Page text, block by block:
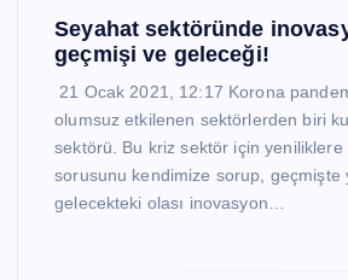
Seyahat sektöründe
geçmişi ve geleceği!
21 Ocak 2021, 12:17 Korona
olumsuz etkilenen sektörlerden biri
sektörü. Bu kriz sektör için
sorusunu kendimize sorup, geçmişte
gelecekteki olası inovasyon…